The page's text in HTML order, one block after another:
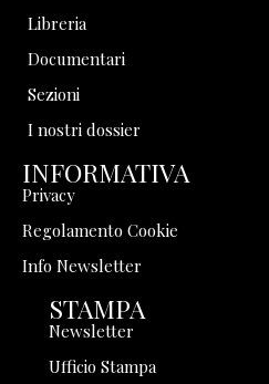
Libreria
Documentari
Sezioni
I nostri dossier
INFORMATIVA
Privacy
Regolamento Cookie
Info Newsletter
STAMPA
Newsletter
Ufficio Stampa